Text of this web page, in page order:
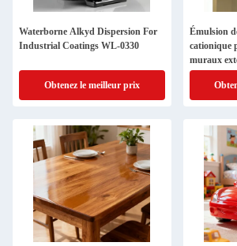
Waterborne Alkyd Dispersion For
Industrial Coatings WL-0330
Obtenez le meilleur prix
Émulsion
cationique
muraux